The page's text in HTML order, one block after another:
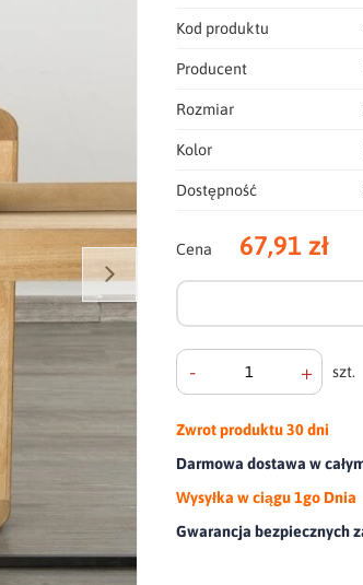
Kod produktu
Producent
Rozmiar
Kolor
Dostępność
Cena 67,91 zł
- + szt.
Zwrot produktu30 dni
Darmowa dostawa w
Wysyłka w ciągu 1go Dnia
Gwarancja bezpiecznych